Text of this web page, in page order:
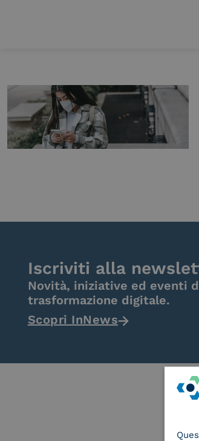
Cosa facciamo
Piattaforme
Industry
News e Media
Iscriviti alla
Novità, iniziative ed eventi
trasformazione digitale.
Scopri InNews